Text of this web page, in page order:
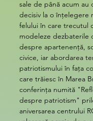
sale de până acum au
decisiv la o înțelegere
felului în care trecutul
modeleze dezbaterile
despre apartenență,
civice, iar abordarea
patriotismului în fața
care trăiesc în Marea
conferința numită
despre patriotism"
aniversarea centrului